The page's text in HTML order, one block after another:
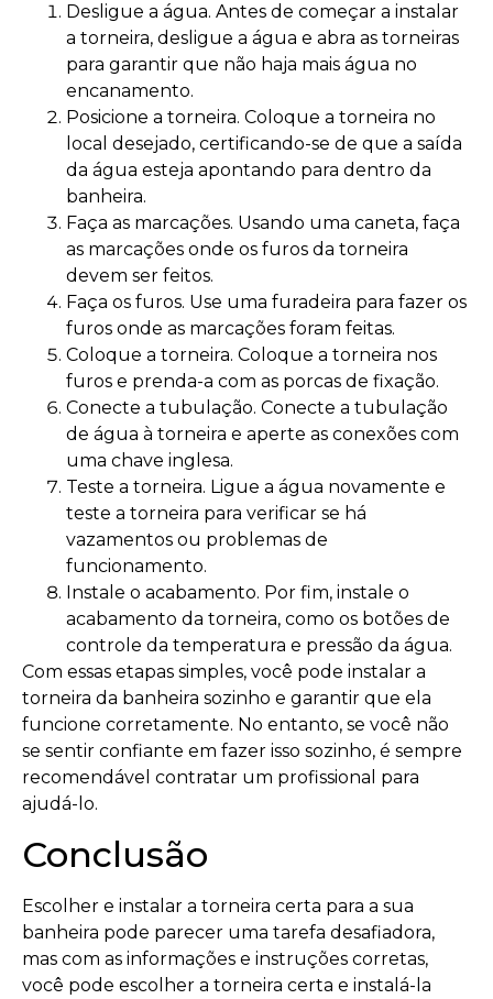
Desligue a água. Antes de começar a instalar
a torneira, desligue a água e abra as torneiras
para garantir que não haja mais água no
encanamento.
Posicione a torneira. Coloque a torneira no
local desejado, certificando-se de que a saída
da água esteja apontando para dentro da
banheira.
Faça as marcações. Usando uma caneta, faça
as marcações onde os furos da torneira
devem ser feitos.
Faça os furos. Use uma furadeira para fazer os
furos onde as marcações foram feitas.
Coloque a torneira. Coloque a torneira nos
furos e prenda-a com as porcas de fixação.
Conecte a tubulação. Conecte a tubulação
de água à torneira e aperte as conexões com
uma chave inglesa.
Teste a torneira. Ligue a água novamente e
teste a torneira para verificar se há
vazamentos ou problemas de
funcionamento.
Instale o acabamento. Por fim, instale o
acabamento da torneira, como os botões de
controle da temperatura e pressão da água.
Com essas etapas simples, você pode instalar a
torneira da banheira sozinho e garantir que ela
funcione corretamente. No entanto, se você não
se sentir confiante em fazer isso sozinho, é sempre
recomendável contratar um profissional para
ajudá-lo.
Conclusão
Escolher e instalar a torneira certa para a sua
banheira pode parecer uma tarefa desafiadora,
mas com as informações e instruções corretas,
você pode escolher a torneira certa e instalá-la